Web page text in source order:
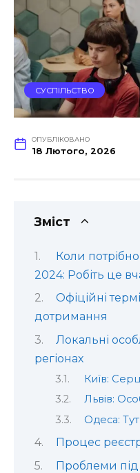
СУСПІЛЬСТВО
ОПУБЛІКОВАНО
18 Лютого, 2026
Зміст
Коли
2024: Робіть це
Офіційні
дотримання
Локальні
регіонах
Київ:
Львів:
Одеса:
Процес
Проблеми під